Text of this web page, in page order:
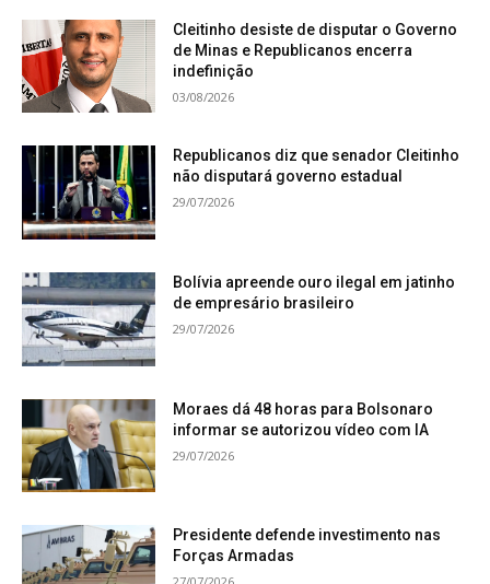
Cleitinho desiste de disputar o Governo
de Minas e Republicanos encerra
indefinição
03/08/2026
Republicanos diz que senador Cleitinho
não disputará governo estadual
29/07/2026
Bolívia apreende ouro ilegal em jatinho
de empresário brasileiro
29/07/2026
Moraes dá 48 horas para Bolsonaro
informar se autorizou vídeo com IA
29/07/2026
Presidente defende investimento nas
Forças Armadas